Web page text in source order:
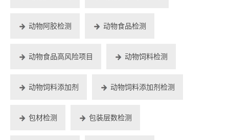
动物阿胶检测 动物食品检测
动物食品高风险项目 动物饲料检测
动物饲料添加剂 动物饲料添加剂检测
包材检测 包装层数检测